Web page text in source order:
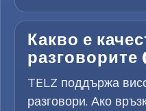
Какво е
разговорите
TELZ поддържа
разговори. Ако